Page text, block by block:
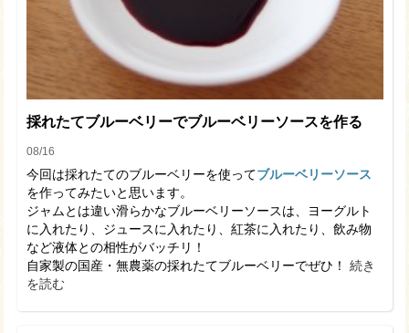
採れたてブルーベリーでブルーベリーソースを作る
08/16
今回は採れたてのブルーベリーを使ってブルーベリーソース
を作ってみたいと思います。
ジャムとは違い滑らかなブルーベリーソースは、ヨーグルト
に入れたり、ジュースに入れたり、紅茶に入れたり、飲み物
など液体との相性がバッチリ！
自家製の国産・無農薬の採れたてブルーベリーでぜひ！ 続き
を読む